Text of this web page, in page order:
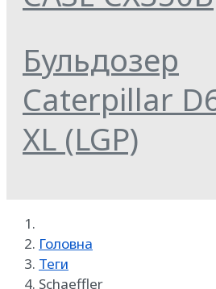
Бульдозер
Caterpillar
XL (LGP)
Головна
Теги
Schaeffler